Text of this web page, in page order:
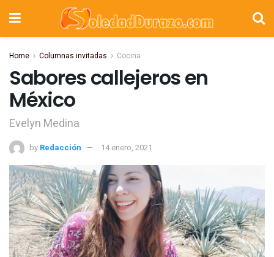
Home Columnas invitadas Cocina
Sabores callejeros en
México
Evelyn Medina
by Redacción 14 enero, 2021